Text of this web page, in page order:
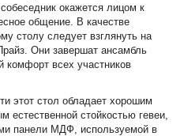
окажется лицом к
общение. В качестве
столу следует взглянуть на
Они завершат ансамбль
всех участников
этот стол обладает хорошим
естественной стойкостью гевеи,
панели МДФ, используемой в